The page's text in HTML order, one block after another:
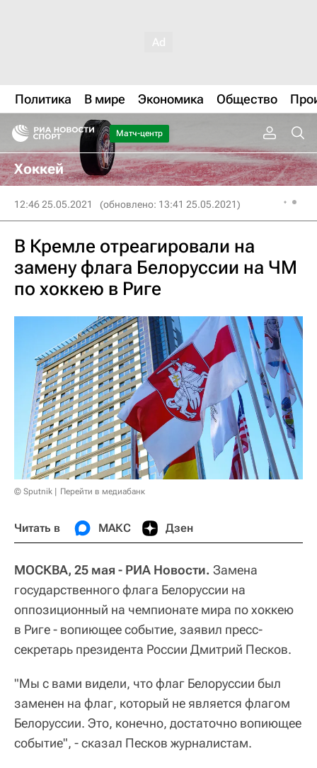
Политика В мире Экономика Общество
Матч-центр
Хоккей
12:46 25.05.2021 (обновлено: 13:41 25.05.2021)
В Кремле отреагировали на
замену флага Белоруссии на ЧМ
по хоккею в Риге
© Sputnik Перейти в медиабанк
Читать в МАКС Дзен
МОСКВА, 25 мая - РИА Новости. Замена
государственного флага Белоруссии на
оппозиционный на чемпионате мира по хоккею
в Риге - вопиющее событие, заявил пресс-
секретарь президента России Дмитрий Песков.
"Мы с вами видели, что флаг Белоруссии был
заменен на флаг, который не является флагом
Белоруссии. Это, конечно, достаточно вопиющее
событие", - сказал Песков журналистам.